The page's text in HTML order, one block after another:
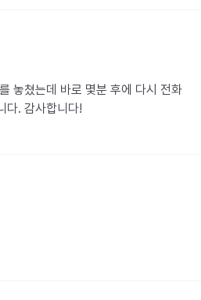
놓쳤는데 바로 몇분 후에 다시 전화
다. 감사합니다!